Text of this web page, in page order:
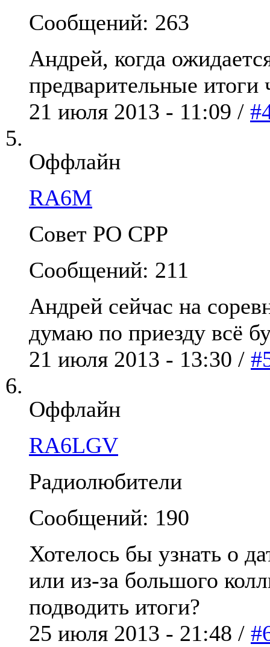
Сообщений: 263
Андрей, когда
предварительные
21 июля 2013 - 11:09 /
Оффлайн
RA6M
Совет РО СРР
Сообщений: 211
Андрей сейчас на
думаю по приезду всё
21 июля 2013 - 13:30 /
Оффлайн
RA6LGV
Радиолюбители
Сообщений: 190
Хотелось бы узнать о
или из-за большого
подводить итоги?
25 июля 2013 - 21:48 /